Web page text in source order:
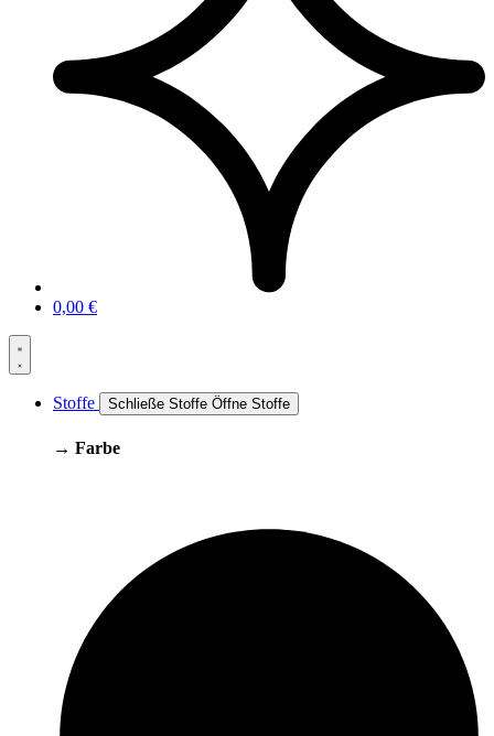
0,00 €
Stoffe Schließe Stoffe Öffne Stoffe
→ Farbe